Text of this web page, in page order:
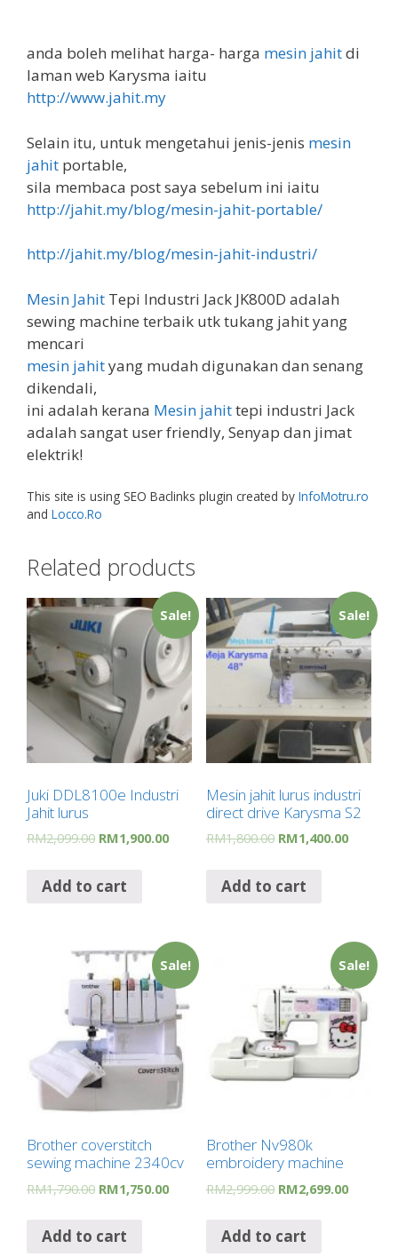
anda boleh melihat harga- harga mesin jahitdi
laman web Karysma iaitu
http://www.jahit.my
Selain itu, untuk mengetahui jenis-jenis mesin
jahit portable,
sila membaca post saya sebelum ini iaitu
http://jahit.my/blog/mesin-jahit-portable/
http://jahit.my/blog/mesin-jahit-industri/
Mesin Jahit Tepi Industri Jack JK800D adalah
sewing machine terbaik utk tukang jahit yang
mencari
mesin jahityang mudah digunakan dan senang
dikendali,
ini adalah kerana Mesin jahittepi industri Jack
adalah sangat user friendly, Senyap dan jimat
elektrik!
This site is using SEO Baclinks plugin created by InfoMotru.ro
and Locco.Ro
Related products
Sale!
Juki DDL8100e Industri
Jahit lurus
RM2,099.00 RM1,900.00
Add to cart
Sale!
Mesin jahit lurus industri
direct drive Karysma S2
RM1,800.00 RM1,400.00
Add to cart
Sale!
Brother coverstitch
sewing machine 2340cv
RM1,790.00 RM1,750.00
Add to cart
Sale!
Brother Nv980k
embroidery machine
RM2,999.00 RM2,699.00
Add to cart